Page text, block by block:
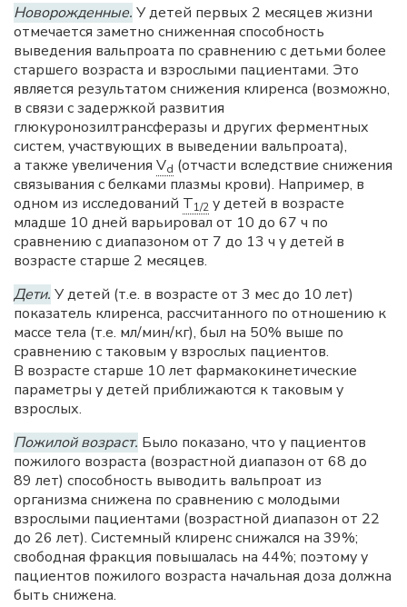
Новорожденные. У детей первых 2 месяцев жизни
отмечается заметно сниженная способность
выведения вальпроата по сравнению с детьми более
старшего возраста и взрослыми пациентами. Это
является результатом снижения клиренса (возможно,
в связи с задержкой развития
глюкуронозилтрансферазы и других ферментных
систем, участвующих в выведении вальпроата),
а также увеличения Vd (отчасти вследствие снижения
связывания с белками плазмы крови). Например, в
одном из исследований T1/2 у детей в возрасте
младше 10 дней варьировал от 10 до 67 ч по
сравнению с диапазоном от 7 до 13 ч у детей в
возрасте старше 2 месяцев.
Дети. У детей (т.е. в возрасте от 3 мес до 10 лет)
показатель клиренса, рассчитанного по отношению к
массе тела (т.е. мл/мин/кг), был на 50% выше по
сравнению с таковым у взрослых пациентов.
В возрасте старше 10 лет фармакокинетические
параметры у детей приближаются к таковым у
взрослых.
Пожилой возраст. Было показано, что у пациентов
пожилого возраста (возрастной диапазон от 68 до
89 лет) способность выводить вальпроат из
организма снижена по сравнению с молодыми
взрослыми пациентами (возрастной диапазон от 22
до 26 лет). Системный клиренс снижался на 39%;
свободная фракция повышалась на 44%; поэтому у
пациентов пожилого возраста начальная доза должна
быть снижена.